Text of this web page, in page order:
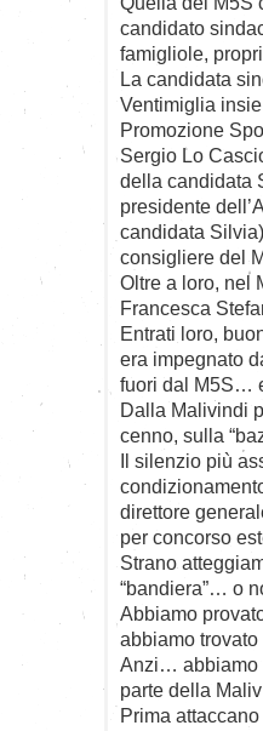
candidato
famigliole,
La candidata
Ventimiglia
Promozione
Sergio Lo
della candidata
presidente
candidata
consigliere del
Oltre a loro, nel
Francesca
Entrati loro,
era impegnato
fuori dal M5S…
Dalla Malivindi
cenno, sulla
Il silenzio più
direttore
per concorso
Strano
“bandiera”… o
Abbiamo
abbiamo
Anzi… abbiamo
parte della
Prima